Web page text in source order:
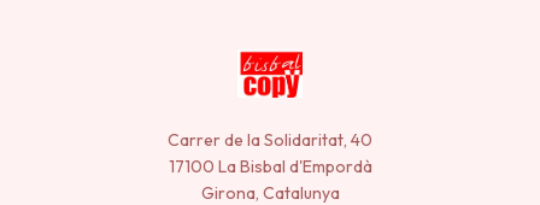
Carrer de la Solidaritat, 40
17100 La Bisbal d'Empordà
Girona, Catalunya